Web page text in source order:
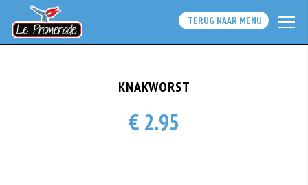
TERUG NAAR MENU
KNAKWORST
€ 2.95